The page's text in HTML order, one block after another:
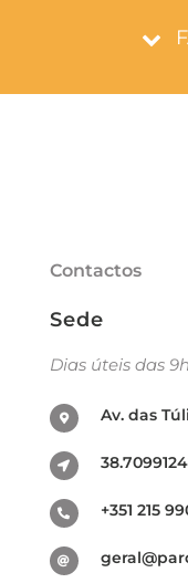
Contactos
Sede
Dias úteis das
Av. das
+351 215